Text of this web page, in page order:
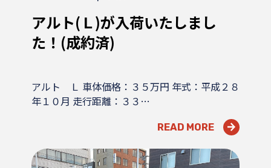
アルト(Ｌ)が入荷いたしまし
た！(成約済)
アルト Ｌ 車体価格：３５万円 年式：平成２８
年１０月 走行距離：３３…
READ MORE